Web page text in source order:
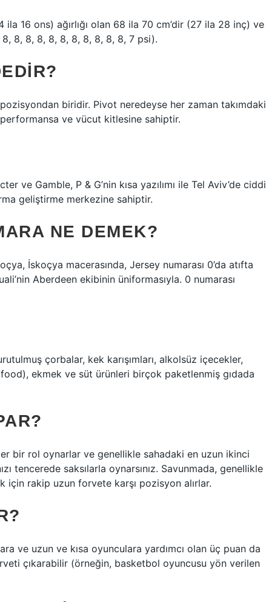
16 ons) ağırlığı olan 68 ila 70 cm’dir (27 ila 28 inç) ve
8, 8, 8, 8, 8, 8, 8, 8, 8, 8, 7 psi).
biridir. Pivot neredeyse her zaman takımdaki
ve vücut kitlesine sahiptir.
ve Gamble, P & G’nin kısa yazılımı ile Tel Aviv’de ciddi
geliştirme merkezine sahiptir.
NE DEMEK?
İskoçya macerasında, Jersey numarası 0’da atıfta
Aberdeen ekibinin üniformasıyla. 0 numarası
çorbalar, kek karışımları, alkolsüz içecekler,
food), ekmek ve süt ürünleri birçok paketlenmiş gıdada
bir rol oynarlar ve genellikle sahadaki en uzun ikinci
tencerede saksılarla oynarsınız. Savunmada, genellikle
için rakip uzun forvete karşı pozisyon alırlar.
ve uzun ve kısa oyunculara yardımcı olan üç puan da
çıkarabilir (örneğin, basketbol oyuncusu yön verilen